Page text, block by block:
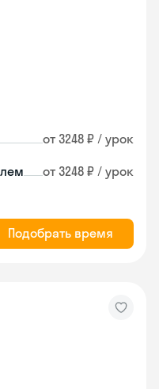
от 3248 ₽ / урок
от 3248 ₽ / урок
Подобрать время